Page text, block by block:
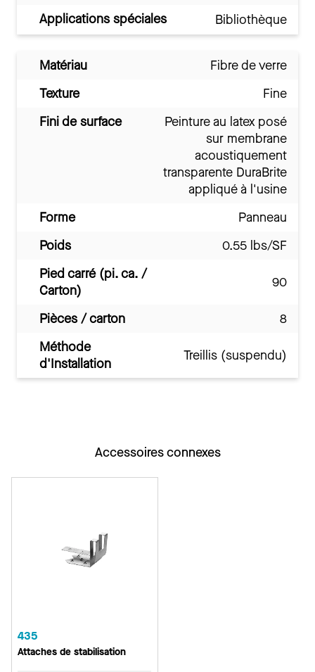
Applications spéciales Bibliothèque
Matériau
Fibre de verre
Texture
Fine
Fini de surface
Peinture au latex posé
sur membrane
acoustiquement
transparente DuraBrite
appliqué à l'usine
Forme
Panneau
Poids
0.55 lbs/SF
Pied carré (pi. ca. /
Carton)
90
Pièces / carton
8
Méthode
d'Installation
Treillis (suspendu)
Accessoires connexes
435
Attaches de stabilisation